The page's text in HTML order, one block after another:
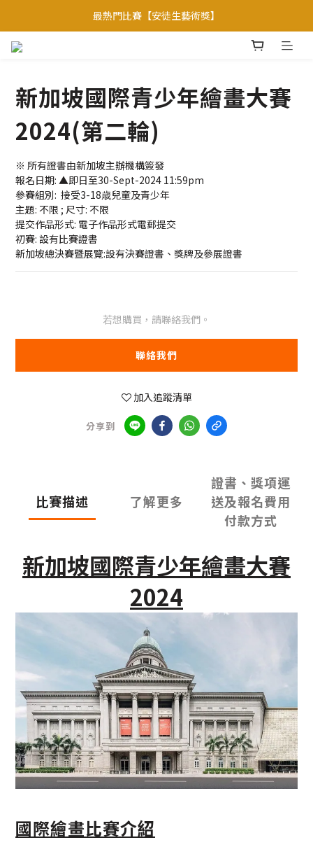
【會員優惠】加入會員專享更多會員禮遇
新加坡國際青少年繪畫大賽
2024(第二輪)
※ 所有證書由新加坡主辦機構簽發
報名日期: ▲即日至30-Sept-2024 11:59pm
參賽組別:  接受3-18歳兒童及青少年
主題: 不限 ; 尺寸: 不限
提交作品形式: 電子作品形式電郵提交
初賽: 設有比賽證書
新加坡總決賽暨展覽:設有決賽證書、獎牌及參展證書
若想購買，請聯絡我們。
聯絡我們
加入追蹤清單
分享到
比賽描述 了解更多
證書、獎項運
送及報名費用
付款方式
新加坡國際青少年繪畫大賽
2024
國際繪畫比賽介紹